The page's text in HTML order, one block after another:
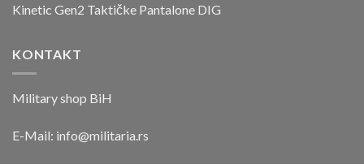
Kinetic Gen2 Taktičke Pantalone DIG
KONTAKT
Military shop BiH
E-Mail: info@militaria.rs